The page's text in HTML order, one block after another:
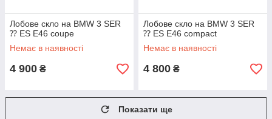
Лобове скло на BMW 3 SER
⁇ ES E46 coupe
Немає в наявності
4 900 ₴
Лобове скло на BMW 3 SER
⁇ ES E46 compact
Немає в наявності
4 800 ₴
Показати ще